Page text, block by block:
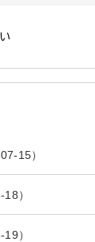
15
18
19